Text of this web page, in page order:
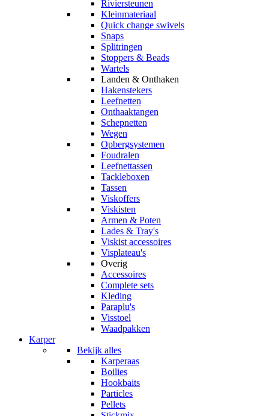
Riviersteunen
Kleinmateriaal
Quick change swivels
Snaps
Splitringen
Stoppers & Beads
Wartels
Landen & Onthaken
Hakenstekers
Leefnetten
Onthaaktangen
Schepnetten
Wegen
Opbergsystemen
Foudralen
Leefnettassen
Tackleboxen
Tassen
Viskoffers
Viskisten
Armen & Poten
Lades & Tray's
Viskist accessoires
Visplateau's
Overig
Accessoires
Complete sets
Kleding
Paraplu's
Visstoel
Waadpakken
Karper
Bekijk alles
Karperaas
Boilies
Hookbaits
Particles
Pellets